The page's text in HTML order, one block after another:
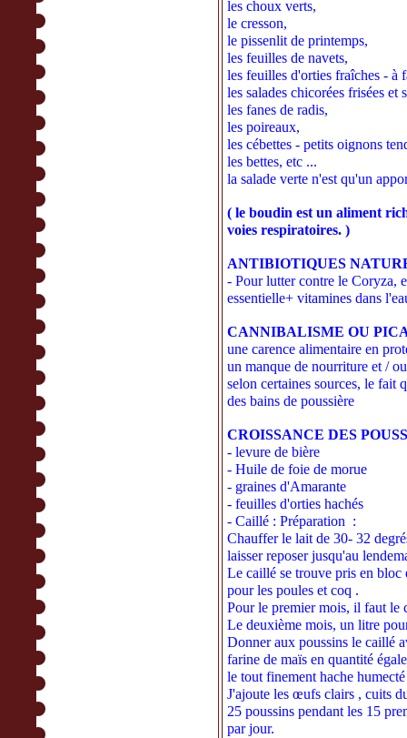
les choux verts,
le cresson,
le pissenlit de printemps,
les feuilles de navets,
les feuilles d'orties fraîches - à
les salades chicorées frisées et
les fanes de radis,
les poireaux,
les cébettes - petits oignons
les bettes, etc ...
la salade verte n'est qu'un
( le boudin est un aliment
voies respiratoires. )
ANTIBIOTIQUES
- Pour lutter contre le Coryza,
essentielle+ vitamines dans
CANNIBALISME OU
une carence alimentaire en
un manque de nourriture et /
selon certaines sources, le fait
des bains de poussière
CROISSANCE DES
- levure de bière
- Huile de foie de morue
- graines d'Amarante
- feuilles d'orties hachés
- Caillé : Préparation :
Chauffer le lait de 30- 32
laisser reposer jusqu'au
Le caillé se trouve pris en bloc
pour les poules et coq .
Pour le premier mois, il faut le
Le deuxième mois, un litre
Donner aux poussins le caillé
farine de maïs en quantité
le tout finement hache
J'ajoute les œufs clairs , cuits
25 poussins pendant les 15
par jour.